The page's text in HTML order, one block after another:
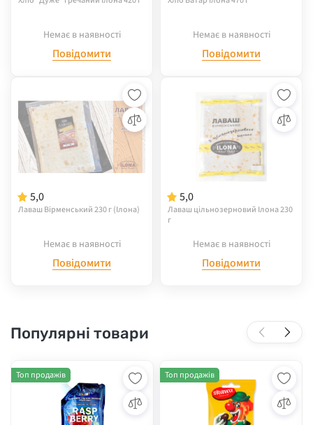
Немає в наявності
Повідомити
Немає в наявності
Повідомити
5,0
Лаваш Вірменський 230 г (Ілона)
Немає в наявності
Повідомити
5,0
Лаваш цільнозерновий Ілона 230
г
Немає в наявності
Повідомити
Популярні товари
Топ продажів Топ продажів